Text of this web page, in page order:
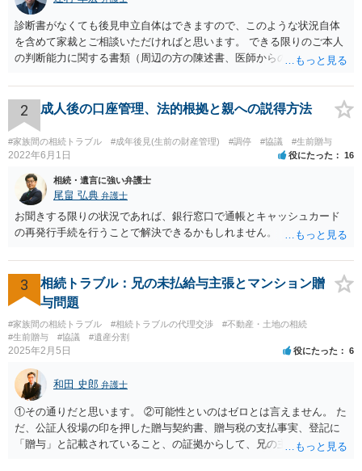
診断書がなくても後見申立自体はできますので、このような状況自体
を含めて家裁とご相談いただければと思います。 できる限りのご本人
の判断能力に関する書類（周辺の方の陳述書、医師からの聴取書等）
をしていただければそこから先は進むのではないかと存じます。 ま
た、Aさんの意向を酌みすぎるあまりに後見申立ができない状況にして
いる施設の問題もありますので、当該地域の地域包括支援センターに
ご相談されるのもひとつの方法です。
2 成人後の口座管理、法的根拠と親への説得方法
#家族間の相続トラブル #成年後見(生前の財産管理) #調停 #協議 #生前贈与
2022年6月1日 役にたった 16
相続・遺言に強い弁護士
尾畠 弘典 弁護士
お聞きする限りの状況であれば、銀行窓口で通帳とキャッシュカード
の再発行手続を行うことで解決できるかもしれません。
3
相続トラブル：兄の未払給与主張とマンション贈
与問題
#家族間の相続トラブル #相続トラブルの代理交渉
#不動産・土地の相続
#生前贈与
#協議 #遺産分割
2025年2月5日 役にたった 6
和田 史郎 弁護士
①その通りだと思います。 ②可能性といのはゼロとは言えません。 た
だ、公証人役場の印を押した贈与契約書、贈与税の支払事実、登記に
「贈与」と記載されていること、の証拠からして、兄の主張は通らな